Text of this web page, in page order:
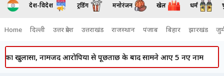
देश-विदेश ट्रेंडिंग मनोरंजन खेल धर्म
Home दिल्ली उत्तर प्रदेश उत्तराखंड राजस्थान पंजाब बिहार झारखंड
खुलासा, नामजद आरोपियों से पूछताछ के बाद सामने आए 5 नए नाम